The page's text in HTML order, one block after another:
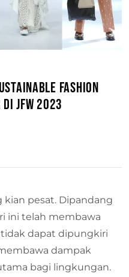
FASHION
DI JFW 2023
pesat. Dipandang
ini telah membawa
dapat dipungkiri
dampak
bagi lingkungan.